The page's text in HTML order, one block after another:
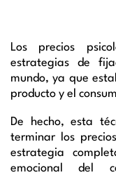
Los precios
estrategias de
mundo, ya que
producto y el
De hecho, esta
terminar los
estrategia
emocional del